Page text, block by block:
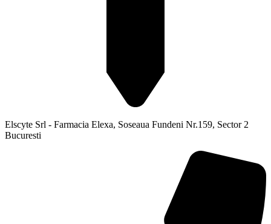
Elscyte Srl - Farmacia Elexa, Soseaua Fundeni Nr.159, Sector 2
Bucuresti